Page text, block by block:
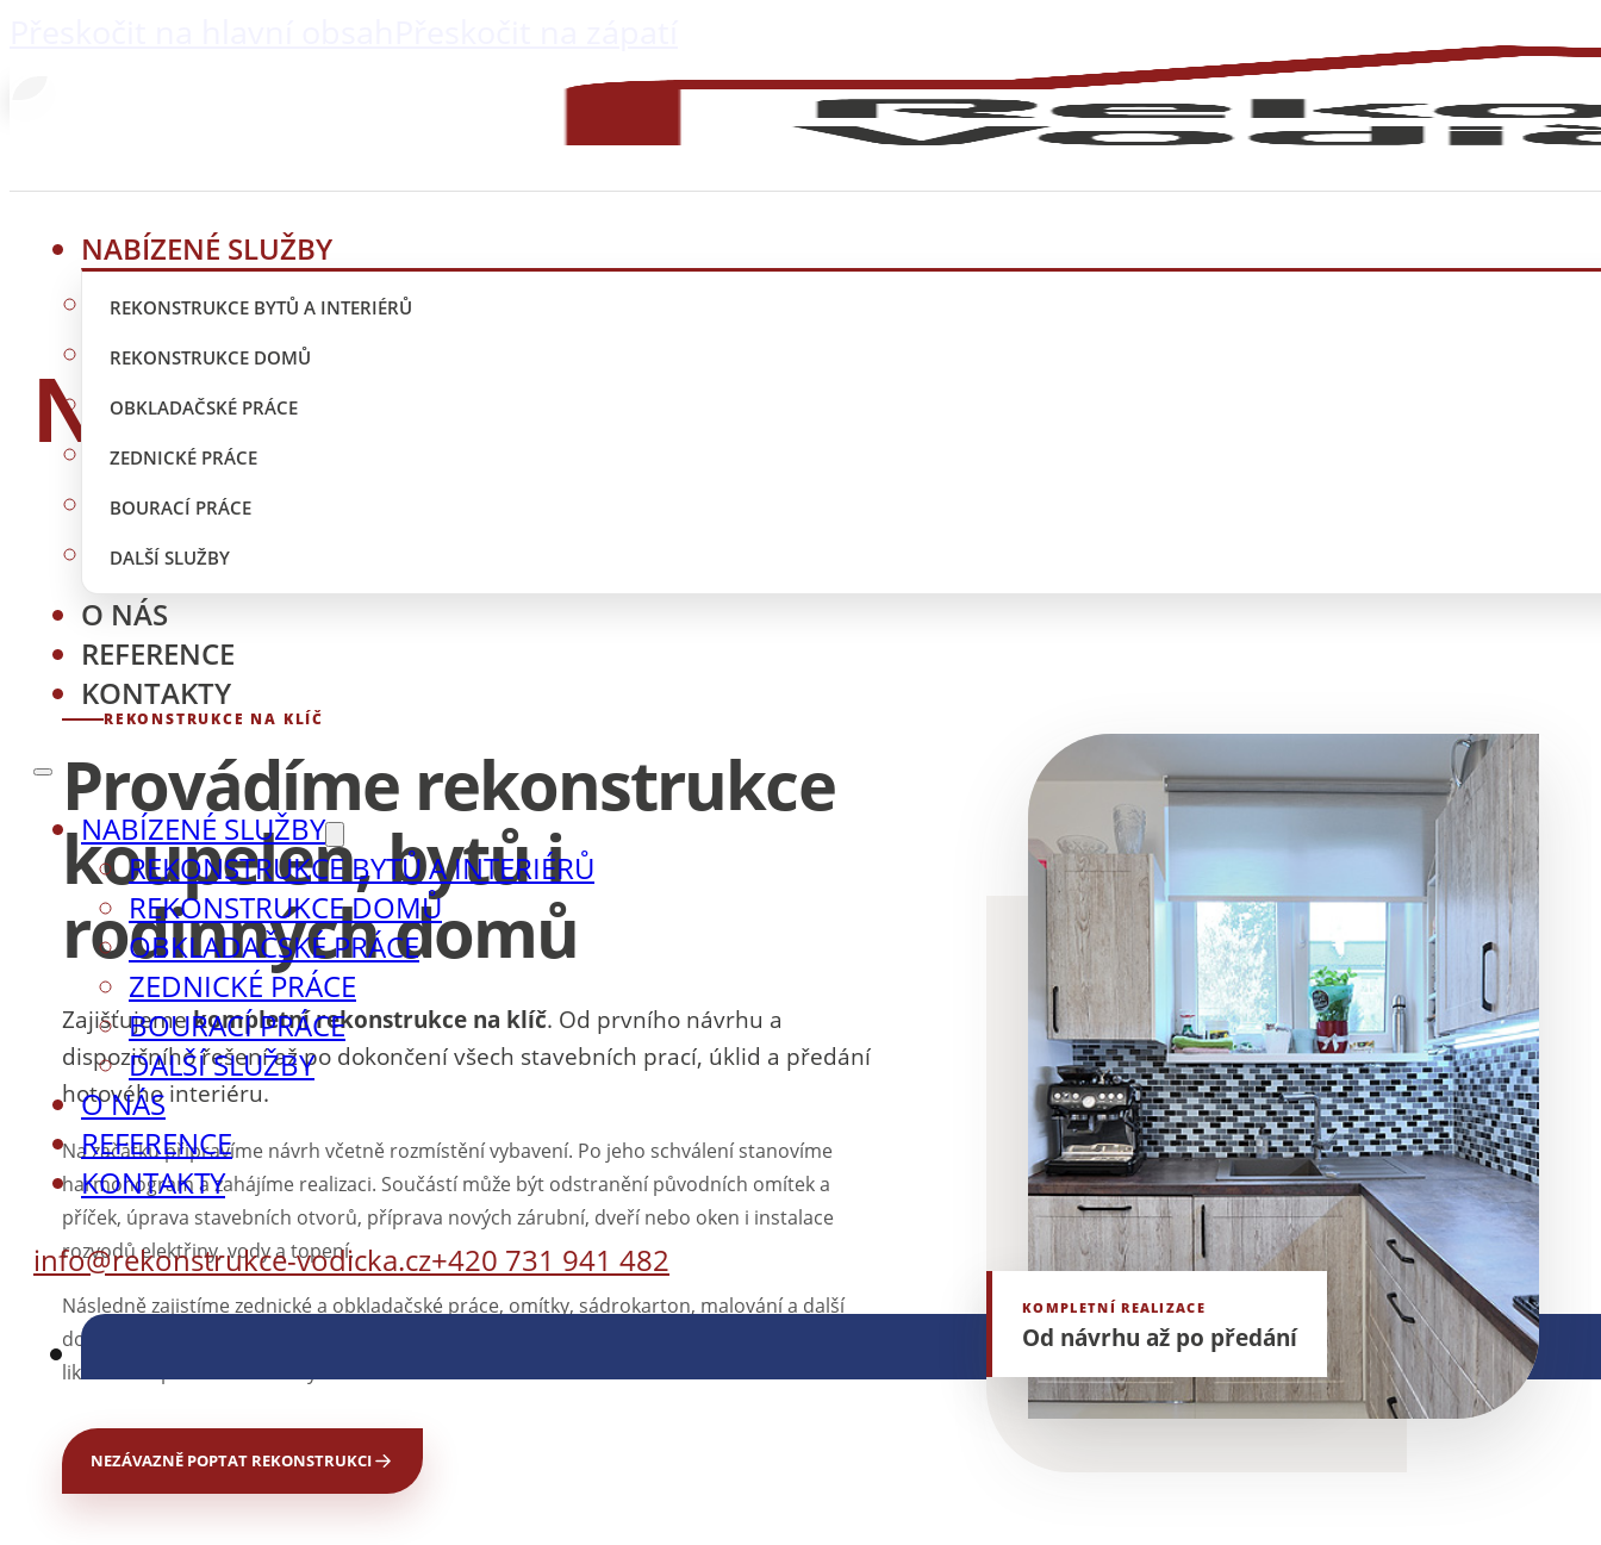
NABÍZENÉ SLUŽBY
REKONSTRUKCE BYTŮ A INTERIÉRŮ
REKONSTRUKCE DOMŮ
OBKLADAČSKÉ PRÁCE
ZEDNICKÉ PRÁCE
BOURACÍ PRÁCE
DALŠÍ SLUŽBY
O NÁS
REFERENCE
KONTAKTY
NABÍZENÉ SLUŽBY
REKONSTRUKCE BYTŮ A INTERIÉRŮ
REKONSTRUKCE DOMŮ
OBKLADAČSKÉ PRÁCE
ZEDNICKÉ PRÁCE
BOURACÍ PRÁCE
DALŠÍ SLUŽBY
O NÁS
REFERENCE
KONTAKTY
info@rekonstrukce-vodicka.cz+420 731 941 482
Nabízené služby
REKONSTRUKCE NA KLÍČ
Provádíme rekonstrukce
koupelen, bytů i
rodinných domů
Zajišťujemekompletní rekonstrukce na klíč. Od prvního návrhu a
dispozičního řešení až po dokončení všech stavebních prací, úklid a předání
hotového interiéru.
Na začátku připravíme návrh včetně rozmístění vybavení. Po jeho schválení stanovíme
harmonogram a zahájíme realizaci. Součástí může být odstranění původních omítek a
příček, úprava stavebních otvorů, příprava nových zárubní, dveří nebo oken i instalace
rozvodů elektřiny, vody a topení.
Následně zajistíme zednické a obkladačské práce, omítky, sádrokarton, malování a další
dokončovací úpravy. Postaráme se také o dopravu materiálu, odvoz suti, ekologickou
likvidaci odpadu a závěrečný úklid.
NEZÁVAZNĚ POPTAT REKONSTRUKCI
KOMPLETNÍ REALIZACE
Od návrhu až po předání